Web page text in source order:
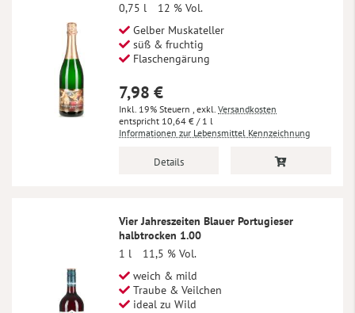
0,75 l
12 % Vol.
Gelber Muskateller
süß & fruchtig
Flaschengärung
7,98 €
Inkl. 19% Steuern , exkl. Versandkosten
10,64 € / 1 l
Informationen zur Lebensmittel Kennzeichnung
Details
Vier Jahreszeiten Blauer Portugieser
halbtrocken 1.00
1 l
11,5 % Vol.
weich & mild
Traube & Veilchen
ideal zu Wild